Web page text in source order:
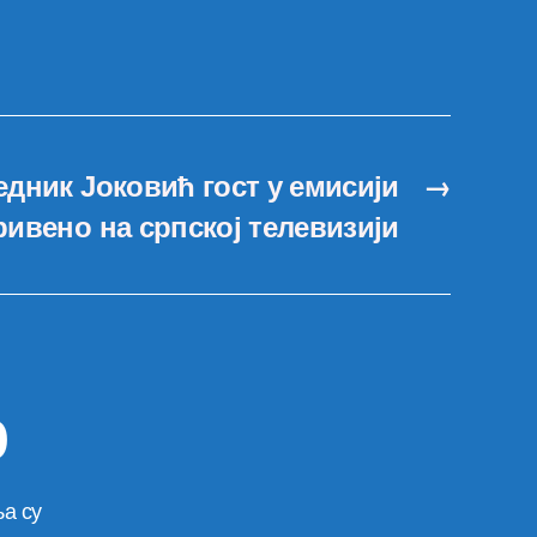
→
Јоковић гост у емисији
на српској телевизији
су